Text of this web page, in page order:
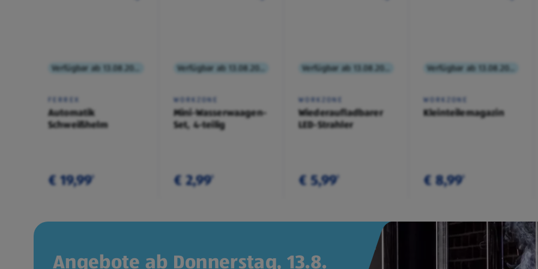
FERREX
Automatik
Schweißhelm
€ 19,99¹
WORKZONE
Mini-Wasserwaagen-
Set, 4-teilig
€ 2,99¹
WORKZONE
Wiederaufladbarer
LED-Strahler
€ 5,99¹
WORKZONE
Kleinteilemagazin
€ 8,99¹
Angebote ab Donnerstag, 13.8.